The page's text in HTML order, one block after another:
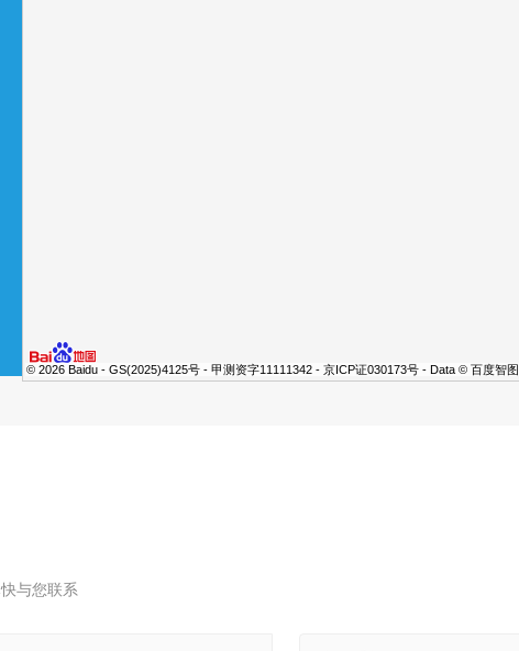
© 2026 Baidu - GS(2025)4125号 - 甲测资字11111342 - 京ICP证030173号 - Data © 百度智图
与您联系